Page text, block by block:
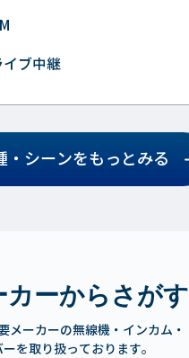
イブ中継
・シーンをもっとみる
カーからさがす
メーカーの無線機・インカム・
ーを取り扱っております。